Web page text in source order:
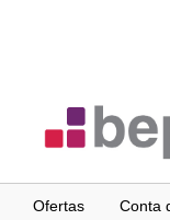
Ofertas Conta